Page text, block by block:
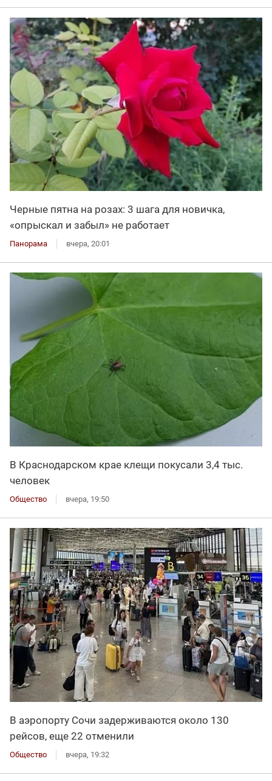
Черные пятна на розах: 3 шага для новичка,
«опрыскал и забыл» не работает
Панорама вчера, 20:01
В Краснодарском крае клещи покусали 3,4 тыс.
человек
Общество вчера, 19:50
В аэропорту Сочи задерживаются около 130
рейсов, еще 22 отменили
Общество вчера, 19:32